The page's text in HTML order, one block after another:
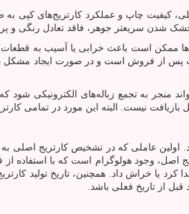
کیفیت چاپ و عملکرد کارتریج‌های کپی
خشک شدن سریعتر جوهر، فاقد تعادل
ممکن است باعث خرابی یا آسیب به قطعات
پس از فروش است و در صورت ایجاد
منجر به تجمع زباله‌های الکترونیکی شود
نیست. البته این مورد در تمامی
اولین عاملی که در تشخیص کارتریج
اصل، وجود هولوگرام است که با
یا خراش داد. همچنین، تاریخ تولید
از تاریخ فعلی باشد.